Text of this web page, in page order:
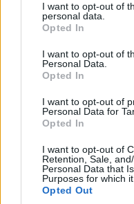
I want to opt-out of
personal data.
Opted In
I want to opt-out of
Personal Data.
Opted In
I want to opt-out of
Personal Data for
Opted In
I want to opt-out of
Retention, Sale,
Personal Data that
Purposes for which
Opted Out
Κάτι που είναι